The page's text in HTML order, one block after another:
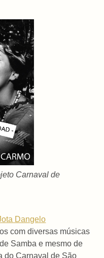
Carnaval de
Dangelo
com diversas músicas
Samba e mesmo de
do Carnaval de São